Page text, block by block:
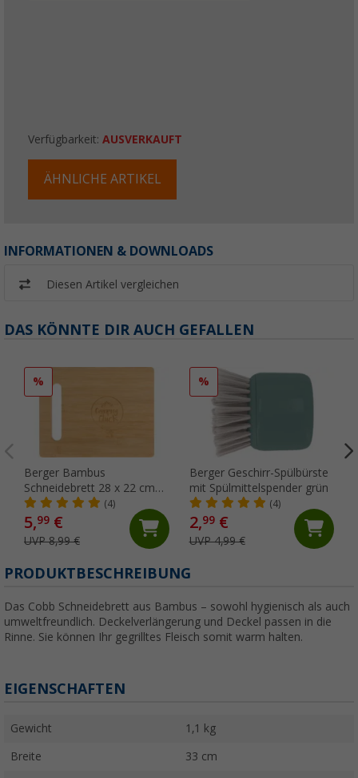
Verfügbarkeit: AUSVERKAUFT
ÄHNLICHE ARTIKEL
INFORMATIONEN & DOWNLOADS
Diesen Artikel vergleichen
DAS KÖNNTE DIR AUCH GEFALLEN
%
Berger Bambus
Schneidebrett 28 x 22 cm
"Camping Glück"(4)
5,99 €
UVP 8,99 €
%
Berger Geschirr-Spülbürste
mit Spülmittelspender grün
(4)
2,99€
UVP 4,99 €
PRODUKTBESCHREIBUNG
Das Cobb Schneidebrett aus Bambus – sowohl hygienisch als auch
umweltfreundlich. Deckelverlängerung und Deckel passen in die
Rinne. Sie können Ihr gegrilltes Fleisch somit warm halten.
EIGENSCHAFTEN
Gewicht 1,1 kg
Breite 33 cm